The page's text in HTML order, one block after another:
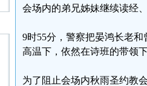
会场内的弟兄姊妹继续读经
9时55分，警察把晏鸿长老
高温下，依然在诗班的带领
为了阻止会场内秋雨圣约教